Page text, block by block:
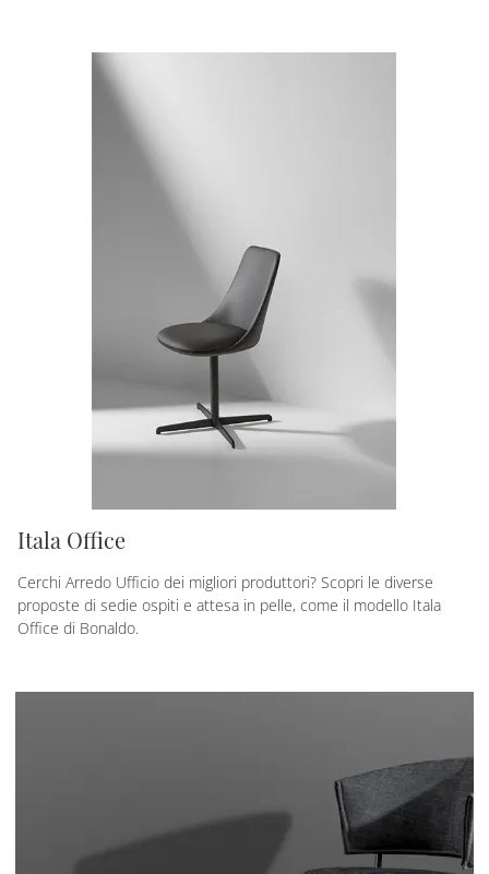
Itala Office
Cerchi Arredo Ufficio dei migliori produttori? Scopri le diverse
proposte di sedie ospiti e attesa in pelle, come il modello Itala
Office di Bonaldo.